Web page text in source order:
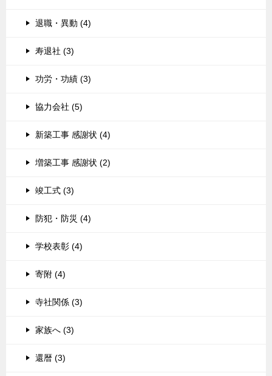
退職・異動 (4)
寿退社 (3)
功労・功績 (3)
協力会社 (5)
新築工事 感謝状 (4)
増築工事 感謝状 (2)
竣工式 (3)
防犯・防災 (4)
学校表彰 (4)
寄附 (4)
寺社関係 (3)
家族へ (3)
還暦 (3)